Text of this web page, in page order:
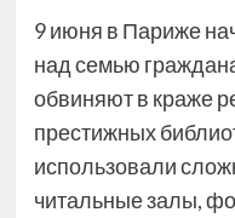
9 июня в Париже
над семью
обвиняют в краже
престижных
использовали
читальные залы,